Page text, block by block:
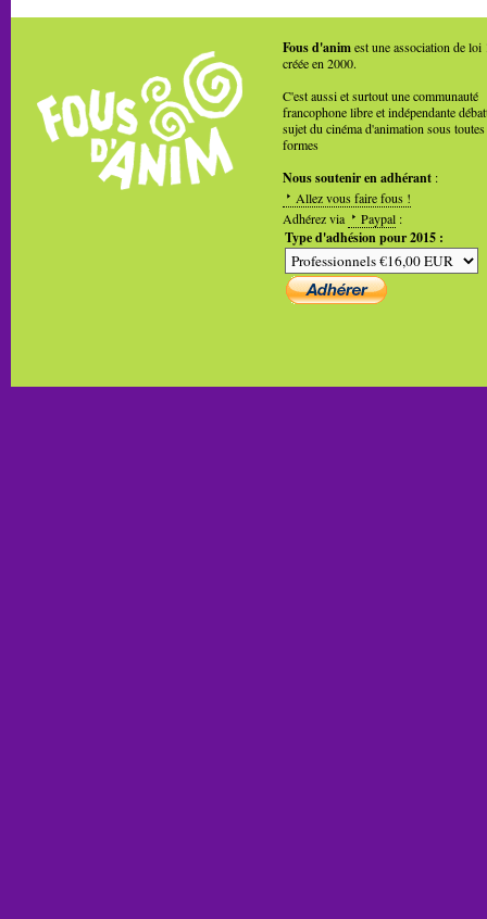
Fous d'animest une association de loi
créée en 2000.
C'est aussi et surtout une communauté
francophone libre et indépendante
sujet du cinéma d'animation sous toutes
formes
Nous soutenir en adhérant :
Allez vous faire fous !
Adhérez via
Paypal :
Type d'adhésion pour 2015 :